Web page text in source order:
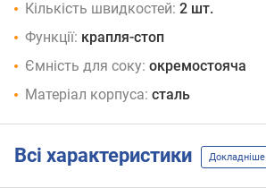
Кількість швидкостей: 2 шт.
Функції: крапля-стоп
Ємність для соку: окремостояча
Матеріал корпуса: сталь
Всі характеристики Докладніше